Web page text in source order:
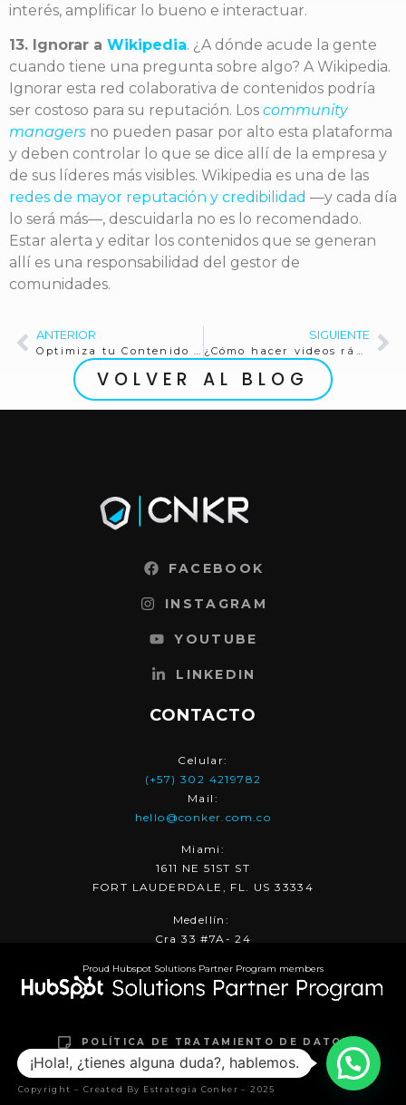
interés, amplificar lo bueno e interactuar.
13. Ignorar a Wikipedia. ¿A dónde acude la gente
cuando tiene una pregunta sobre algo? A Wikipedia.
Ignorar esta red colaborativa de contenidos podría
ser costoso para su reputación. Los community
managers no pueden pasar por alto esta plataforma
y deben controlar lo que se dice allí de la empresa y
de sus líderes más visibles. Wikipedia es una de las
redes de mayor reputación y credibilidad —y cada día
lo será más—, descuidarla no es lo recomendado.
Estar alerta y editar los contenidos que se generan
allí es una responsabilidad del gestor de
comunidades.
ANTERIOR
Optimiza tu Contenido para Motores de IA: Claves para Efectividad
SIGUIENTE
¿Cómo hacer videos rápidamente para las redes sociales?
VOLVER AL BLOG
FACEBOOK
INSTAGRAM
YOUTUBE
LINKEDIN
CONTACTO
Celular:
(+57) 302 4219782
Mail:
hello@conker.com.co
Miami:
1611 NE 51ST ST
FORT LAUDERDALE, FL. US 33334
Medellín:
Cra 33 #7A- 24
Proud Hubspot Solutions Partner Program members
POLÍTICA DE TRATAMIENTO DE DATOS
TÉRMINOS & CONDICIONES
Copyright – Created By Estrategia Conker – 2025
¡Hola!, ¿tienes alguna duda?, hablemos.